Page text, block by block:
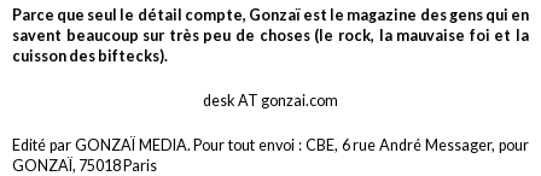
Parce que seul le détail compte, Gonzaï est le magazine des gens qui en
savent beaucoup sur très peu de choses (le rock, la mauvaise foi et la
cuisson des biftecks).
desk AT gonzai.com
Edité par GONZAÏ MEDIA. Pour tout envoi : CBE, 6 rue André Messager, pour
GONZAÏ, 75018 Paris